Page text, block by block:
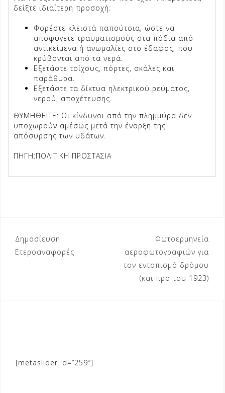
δείξτε ιδιαίτερη προσοχή:
Φορέστε κλειστά παπούτσια, ώστε να
αποφύγετε τραυματισμούς στα πόδια από
αντικείμενα ή ανωμαλίες στο έδαφος, που
κρύβονται από τα νερά.
Εξετάστε τοίχους, πόρτες, σκάλες και
παράθυρα.
Εξετάστε τα δίκτυα ηλεκτρικού ρεύματος,
νερού, αποχέτευσης.
ΘΥΜΗΘΕΙΤΕ: Οι κίνδυνοι από την πλημμύρα δεν
υποχωρούν αμέσως μετά την έναρξη της
απόσυρσης των υδάτων.
ΠΗΓΗ:ΠΟΛΙΤΙΚΗ ΠΡΟΣΤΑΣΙΑ
Πλοήγηση
άρθρων
Δημοσίευση
Ετεροαναφορές
Φωτοερμηνεία
αεροφωτογραφιών για
τον εντοπισμό δρόμου
(και προ του 1923)
[metaslider id=”259″]